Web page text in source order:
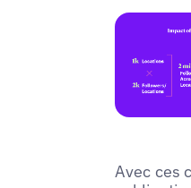
Avec ces